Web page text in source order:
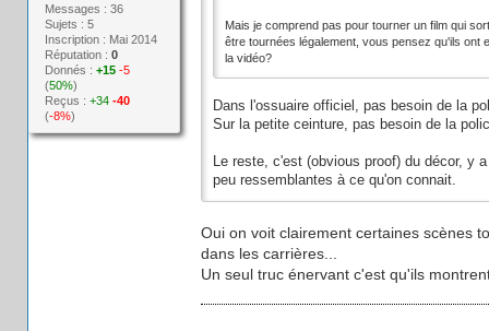
Messages : 36
Sujets : 5
Inscription : Mai 2014
Réputation :0
Donnés :+15 -5
(50%)
Reçus :+34 -40
(-8%)
Mais je comprend pas pour tourner un film qui
être tournées légalement, vous pensez qu'ils ont
la vidéo?
Dans l'ossuaire officiel, pas besoin de la
Sur la petite ceinture, pas besoin de la
Le reste, c'est (obvious proof) du décor, y
peu ressemblantes à ce qu'on connait.
Oui on voit clairement certaines scènes
dans les carrières...
Un seul truc énervant c'est qu'ils